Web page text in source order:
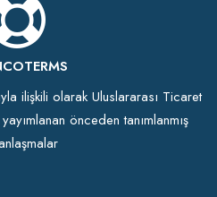
ilişkili olarak Uluslararası Ticaret
önceden tanımlanmış